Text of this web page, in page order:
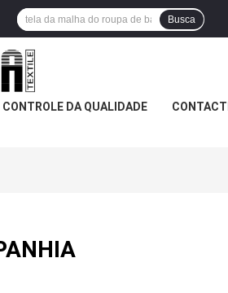
Busca
CONTROLE DA QUALIDADE